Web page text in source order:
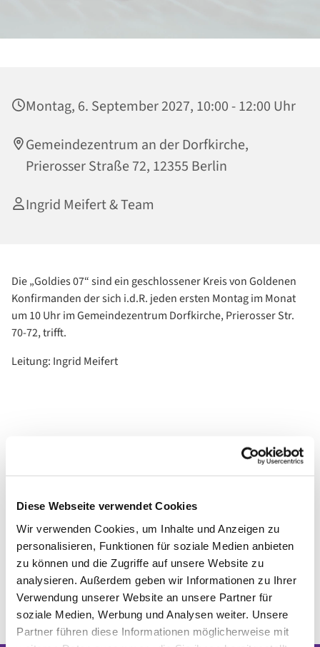
Diese Webseite verwendet Cookies
Wir verwenden Cookies, um Inhalte und Anzeigen zu
personalisieren, Funktionen für soziale Medien anbieten
zu können und die Zugriffe auf unsere Website zu
analysieren. Außerdem geben wir Informationen zu Ihrer
Verwendung unserer Website an unsere Partner für
soziale Medien, Werbung und Analysen weiter. Unsere
Partner führen diese Informationen möglicherweise mit
Montag, 6. September 2027, 10:00 - 12:00 Uhr
Gemeindezentrum an der Dorfkirche,
Prierosser Straße 72, 12355 Berlin
Ingrid Meifert & Team
Die „Goldies 07“ sind ein geschlossener Kreis von Goldenen
Konfirmanden der sich i.d.R. jeden ersten Montag im Monat
um 10 Uhr im Gemeindezentrum Dorfkirche, Prierosser Str.
70-72, trifft.
Leitung: Ingrid Meifert